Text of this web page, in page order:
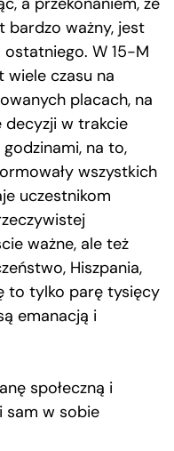
bardzo ważny, jest
W 15-M
wiele czasu na
placach, na
decyzji w trakcie
na to,
wszystkich
uczestnikom
ważne, ale też
Hiszpania,
to tylko parę tysięcy
emanacją i
społeczną i
sam w sobie